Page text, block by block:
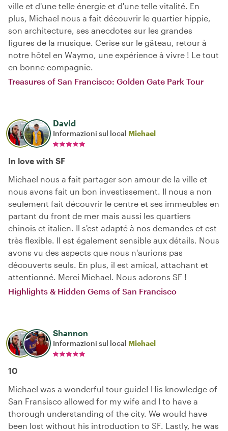
ville et d'une telle énergie et d'une telle vitalité. En
plus, Michael nous a fait découvrir le quartier hippie,
son architecture, ses anecdotes sur les grandes
figures de la musique. Cerise sur le gâteau, retour à
notre hôtel en Waymo, une expérience à vivre ! Le tout
en bonne compagnie.
Treasures of San Francisco: Golden Gate Park Tour
David
Informazioni sul local Michael
In love with SF
Michael nous a fait partager son amour de la ville et
nous avons fait un bon investissement. Il nous a non
seulement fait découvrir le centre et ses immeubles en
partant du front de mer mais aussi les quartiers
chinois et italien. Il s'est adapté à nos demandes et est
très flexible. Il est également sensible aux détails. Nous
avons vu des aspects que nous n'aurions pas
découverts seuls. En plus, il est amical, attachant et
attentionné. Merci Michael. Nous adorons SF !
Highlights & Hidden Gems of San Francisco
Shannon
Informazioni sul local Michael
10
Michael was a wonderful tour guide! His knowledge of
San Fransisco allowed for my wife and I to have a
thorough understanding of the city. We would have
been lost without his introduction to SF. Lastly, he was